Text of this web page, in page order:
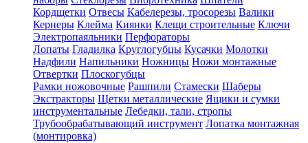
Кордщетки Отвесы Кабелерезы, тросорезы Валики
Кернеры Клейма Киянки Клещи строительные Ключи
Электропаяльники Перфораторы
Лопаты Гладилка Круглогубцы Кусачки Молотки
Надфили Напильники Ножницы Ножи монтажные
Отвертки Плоскогубцы
Рамки ножовочные Рашпили Стамески Шаберы
Экстракторы Щетки металлические Ящики и сумки
инструментальные Лебедки, тали, стропы
Трубообрабатывающий инструмент Лопатка монтажная
(монтировка)